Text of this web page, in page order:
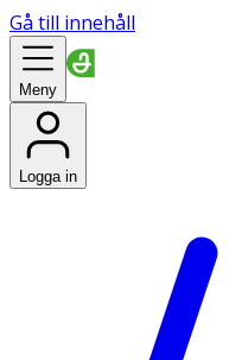
Gå till innehåll
Meny
Logga in